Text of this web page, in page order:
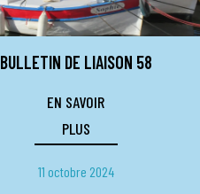
BULLETIN DE LIAISON 58
EN SAVOIR
PLUS
11 octobre 2024